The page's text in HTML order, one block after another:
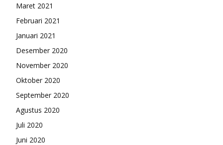
Maret 2021
Februari 2021
Januari 2021
Desember 2020
November 2020
Oktober 2020
September 2020
Agustus 2020
Juli 2020
Juni 2020